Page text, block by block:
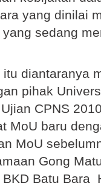
yang dinilai
sedang
diantaranya
pihak
CPNS
MoU baru
MoU
Gong
Batu Bara